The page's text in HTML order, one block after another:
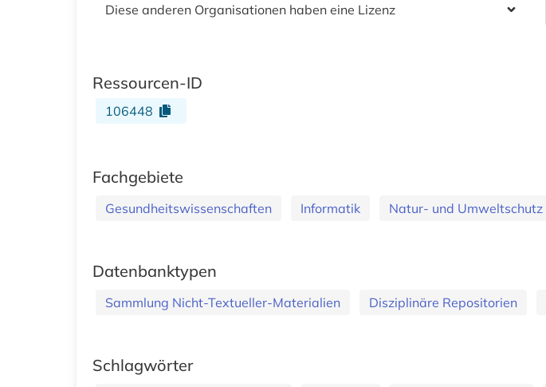
Diese anderen Organisationen haben eine Lizenz
Ressourcen-ID
106448
Fachgebiete
Gesundheitswissenschaften Informatik Natur- und Umweltschutz
Datenbanktypen
Sammlung Nicht-Textueller-Materialien Disziplinäre Repositorien
Schlagwörter